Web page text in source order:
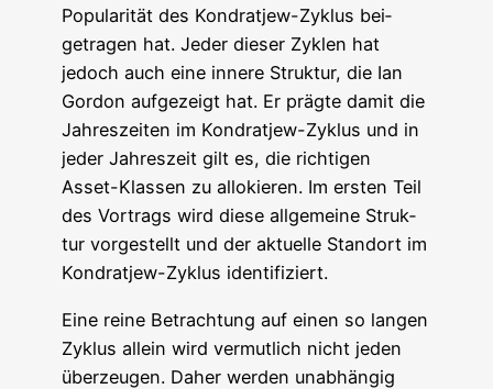
Popu­la­ri­tät des Kond­rat­jew-Zyklus bei­
getra­gen hat. Jeder die­ser Zyklen hat
jedoch auch eine inne­re Struk­tur, die Ian
Gor­don auf­ge­zeigt hat. Er präg­te damit die
Jah­res­zei­ten im Kond­rat­jew-Zyklus und in
jeder Jah­res­zeit gilt es, die rich­ti­gen
Asset-Klas­sen zu allo­kie­ren. Im ers­ten Teil
des Vor­trags wird die­se all­ge­mei­ne Struk­
tur vor­ge­stellt und der aktu­el­le Stand­ort im
Kond­rat­jew-Zyklus identifiziert.
Eine rei­ne Betrach­tung auf einen so lan­gen
Zyklus allein wird ver­mut­lich nicht jeden
über­zeu­gen. Daher wer­den unab­hän­gig